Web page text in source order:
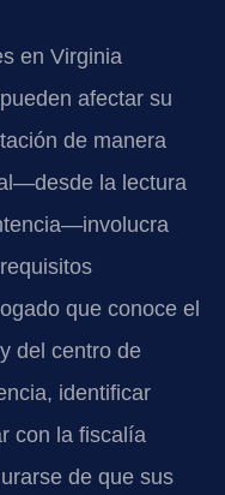
en Virginia
afectar su
de manera
la lectura
que conoce el
del centro de
identificar
con la fiscalía
de que sus